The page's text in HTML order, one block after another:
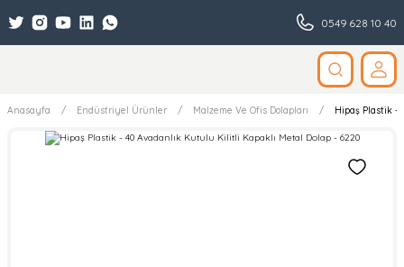
0549 628 10 40
Anasayfa Endüstriyel Ürünler Malzeme Ve Ofis Dolapları Hipaş Plastik -